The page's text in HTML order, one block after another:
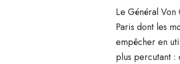
Le Général
Paris dont les
empêcher en
plus percutant